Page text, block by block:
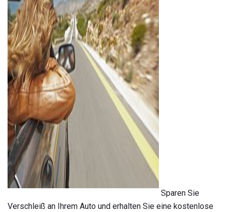
ad
Sparen Sie
Verschleiß an Ihrem Auto und erhalten Sie eine kostenlose